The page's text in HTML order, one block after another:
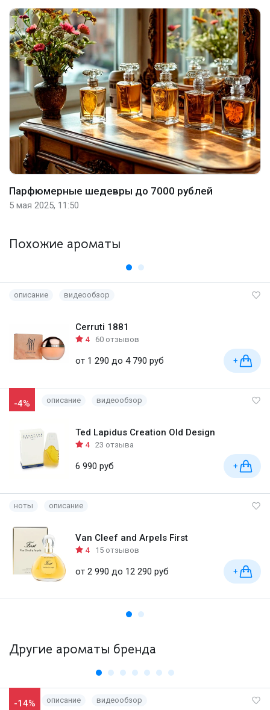
Парфюмерные шедевры до 7000 рублей
5 мая 2025, 11:50
Похожие ароматы
описание видеообзор
Cerruti 1881
4 60 отзывов
от 1 290 до 4 790 руб +
-4% описание видеообзор
Ted Lapidus Creation Old Design
4 23 отзыва
6 990 руб +
ноты описание
Van Cleef and Arpels First
4 15 отзывов
от 2 990 до 12 290 руб +
Другие ароматы бренда
-14% описание видеообзор